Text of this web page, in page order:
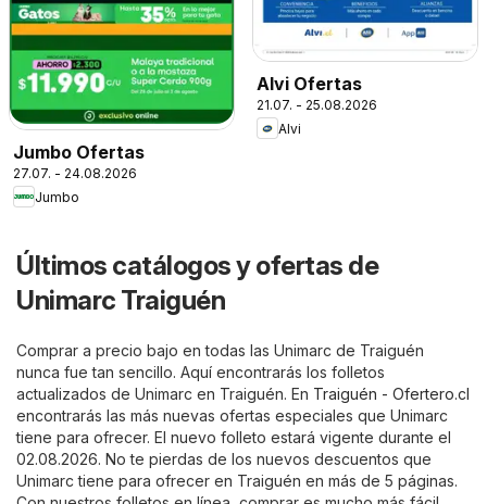
Jumbo Ofertas
27.07. - 24.08.2026
Jumbo
Alvi Ofertas
21.07. - 25.08.2026
Alvi
Últimos catálogos y ofertas de
Unimarc Traiguén
Comprar a precio bajo en todas las Unimarc de Traiguén
nunca fue tan sencillo. Aquí encontrarás los folletos
actualizados de Unimarc en Traiguén. En Traiguén - Ofertero.cl
encontrarás las más nuevas ofertas especiales que Unimarc
tiene para ofrecer. El nuevo folleto estará vigente durante el
02.08.2026. No te pierdas de los nuevos descuentos que
Unimarc tiene para ofrecer en Traiguén en más de 5 páginas.